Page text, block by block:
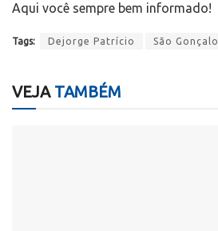
Aqui você sempre bem informado!
Tags: Dejorge Patrício São Gonçalo
VEJATAMBÉM